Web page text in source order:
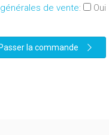
de vente: Oui
Passer la commande